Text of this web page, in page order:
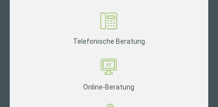
Telefonische Beratung
Online-Beratung